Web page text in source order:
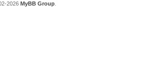
2026 MyBB Group